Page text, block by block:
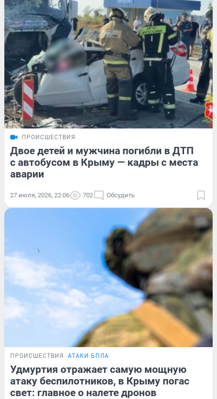
ПРОИСШЕСТВИЯ
Двое детей и мужчина погибли в ДТП
с автобусом в Крыму — кадры с места
аварии
27 июля, 2026, 22:06 702 Обсудить
ПРОИСШЕСТВИЯ АТАКИ БПЛА
Удмуртия отражает самую мощную
атаку беспилотников, в Крыму погас
свет: главное о налете дронов